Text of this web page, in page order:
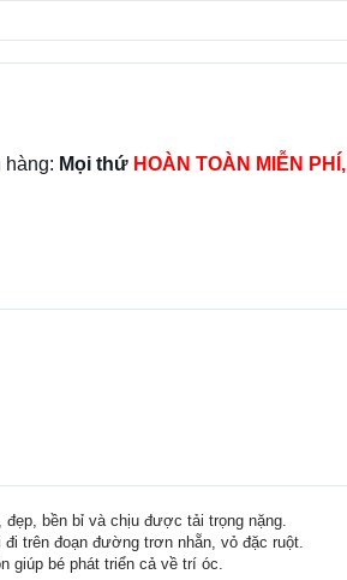
hàng: Mọi thứ HOÀN TOÀN MIỄN
bền bỉ và chịu được tải trọng nặng.
trên đoạn đường trơn nhẵn, vỏ đặc ruột.
giúp bé phát triển cả về trí óc.